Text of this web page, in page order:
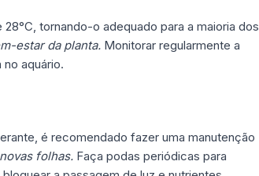
tornando-o adequado para a maioria dos
estar da planta. Monitorar regularmente a
aquário.
é recomendado fazer uma manutenção
folhas. Faça podas periódicas para